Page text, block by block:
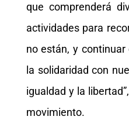
que comprenderá
actividades para
no están, y
la solidaridad con
igualdad y la
movimiento.